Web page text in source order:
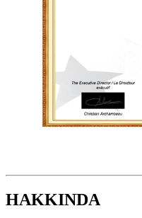
HAKKINDA